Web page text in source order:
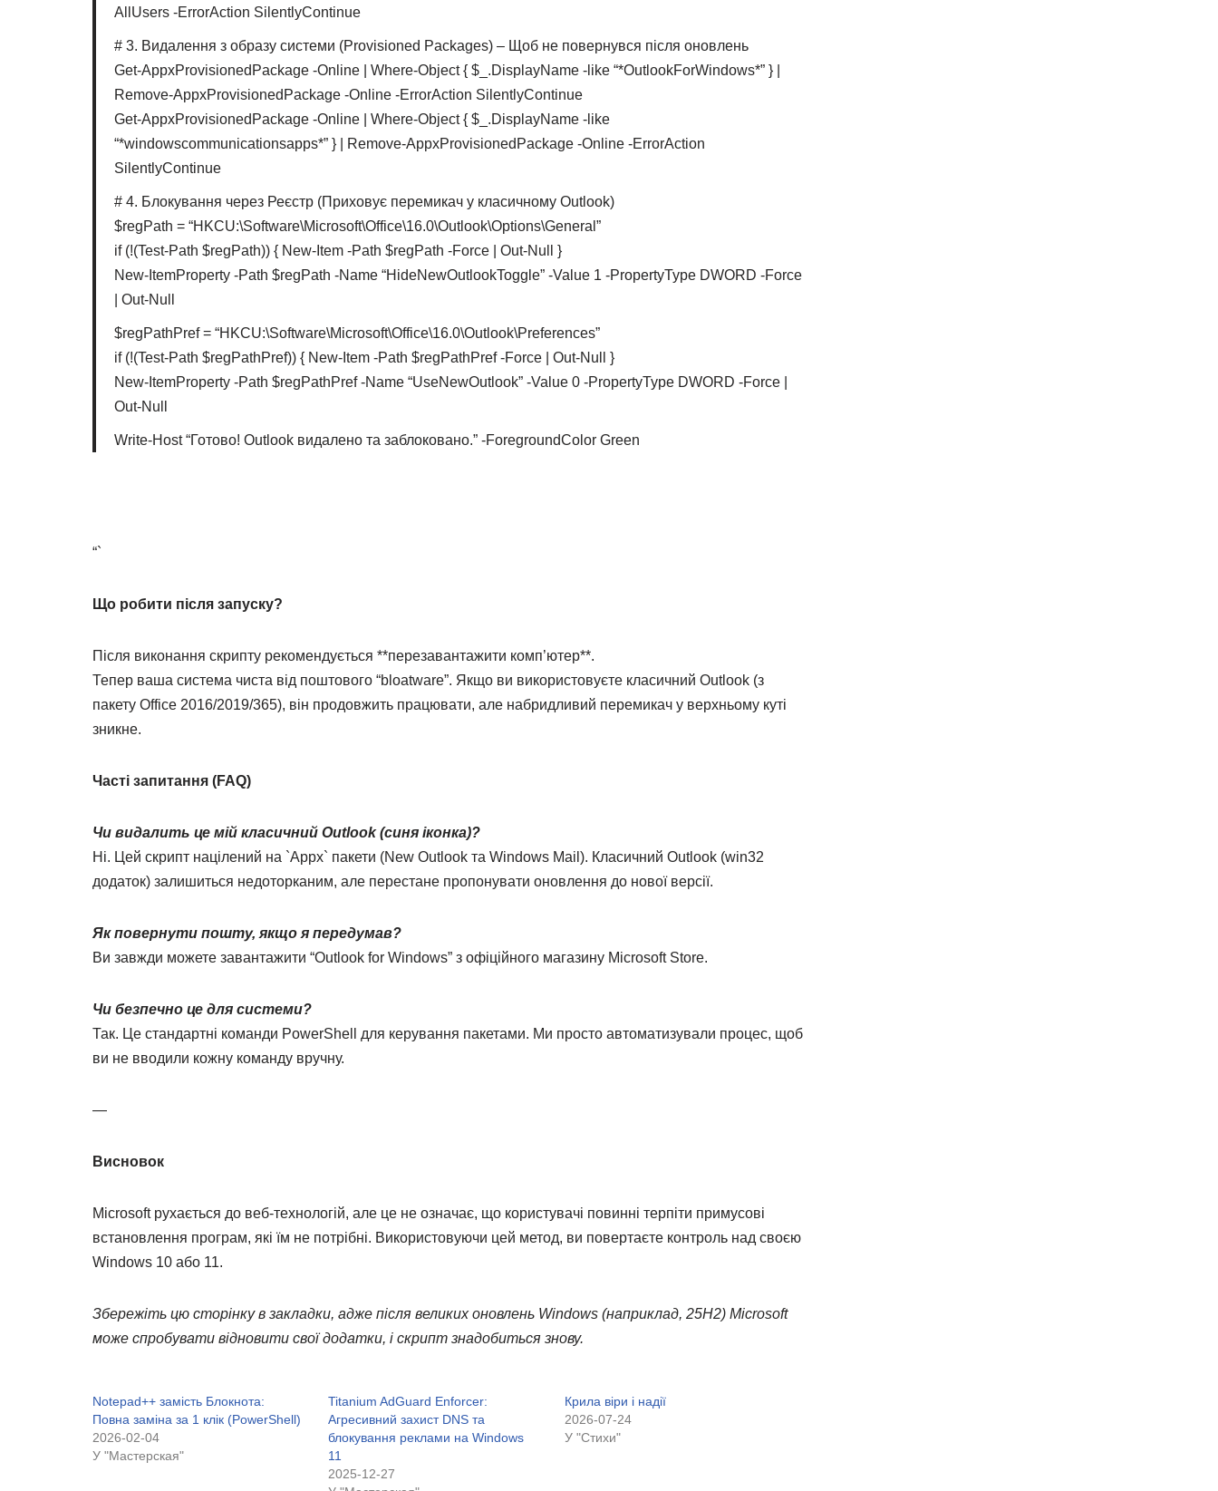
AllUsers -ErrorAction SilentlyContinue
# 3. Видалення з образу системи (Provisioned Packages) – Щоб не повернувся після оновлень
Get-AppxProvisionedPackage -Online | Where-Object { $_.DisplayName -like “*OutlookForWindows*” } |
Remove-AppxProvisionedPackage -Online -ErrorAction SilentlyContinue
Get-AppxProvisionedPackage -Online | Where-Object { $_.DisplayName -like
“*windowscommunicationsapps*” } | Remove-AppxProvisionedPackage -Online -ErrorAction
SilentlyContinue
# 4. Блокування через Реєстр (Приховує перемикач у класичному Outlook)
$regPath = “HKCU:\Software\Microsoft\Office\16.0\Outlook\Options\General”
if (!(Test-Path $regPath)) { New-Item -Path $regPath -Force | Out-Null }
New-ItemProperty -Path $regPath -Name “HideNewOutlookToggle” -Value 1 -PropertyType DWORD -Force
| Out-Null
$regPathPref = “HKCU:\Software\Microsoft\Office\16.0\Outlook\Preferences”
if (!(Test-Path $regPathPref)) { New-Item -Path $regPathPref -Force | Out-Null }
New-ItemProperty -Path $regPathPref -Name “UseNewOutlook” -Value 0 -PropertyType DWORD -Force |
Out-Null
Write-Host “Готово! Outlook видалено та заблоковано.” -ForegroundColor Green
“`
Що робити після запуску?
Після виконання скрипту рекомендується **перезавантажити комп’ютер**.
Тепер ваша система чиста від поштового “bloatware”. Якщо ви використовуєте класичний Outlook (з
пакету Office 2016/2019/365), він продовжить працювати, але набридливий перемикач у верхньому куті
зникне.
Часті запитання (FAQ)
Чи видалить це мій класичний Outlook (синя іконка)?
Ні. Цей скрипт націлений на `Appx` пакети (New Outlook та Windows Mail). Класичний Outlook (win32
додаток) залишиться недоторканим, але перестане пропонувати оновлення до нової версії.
Як повернути пошту, якщо я передумав?
Ви завжди можете завантажити “Outlook for Windows” з офіційного магазину Microsoft Store.
Чи безпечно це для системи?
Так. Це стандартні команди PowerShell для керування пакетами. Ми просто автоматизували процес, щоб
ви не вводили кожну команду вручну.
—
Висновок
Microsoft рухається до веб-технологій, але це не означає, що користувачі повинні терпіти примусові
встановлення програм, які їм не потрібні. Використовуючи цей метод, ви повертаєте контроль над своєю
Windows 10 або 11.
Збережіть цю сторінку в закладки, адже після великих оновлень Windows (наприклад, 25H2) Microsoft
може спробувати відновити свої додатки, і скрипт знадобиться знову.
Notepad++ замість Блокнота:
Повна заміна за 1 клік (PowerShell)
2026-02-04
У "Мастерская"
Titanium AdGuard Enforcer:
Агресивний захист DNS та
блокування реклами на Windows
11
2025-12-27
Крила віри і надії
2026-07-24
У "Стихи"